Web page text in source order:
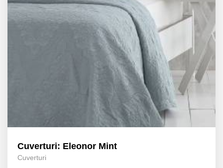
Cuverturi: Eleonor Mint
Cuverturi